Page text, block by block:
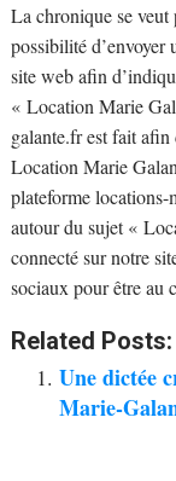
La chronique se
possibilité d’envoyer
site web afin
« Location Marie
galante.fr est fait
Location Marie
plateforme
autour du sujet «
connecté sur notre
sociaux pour être au
Related Posts:
Une dictée
Marie-